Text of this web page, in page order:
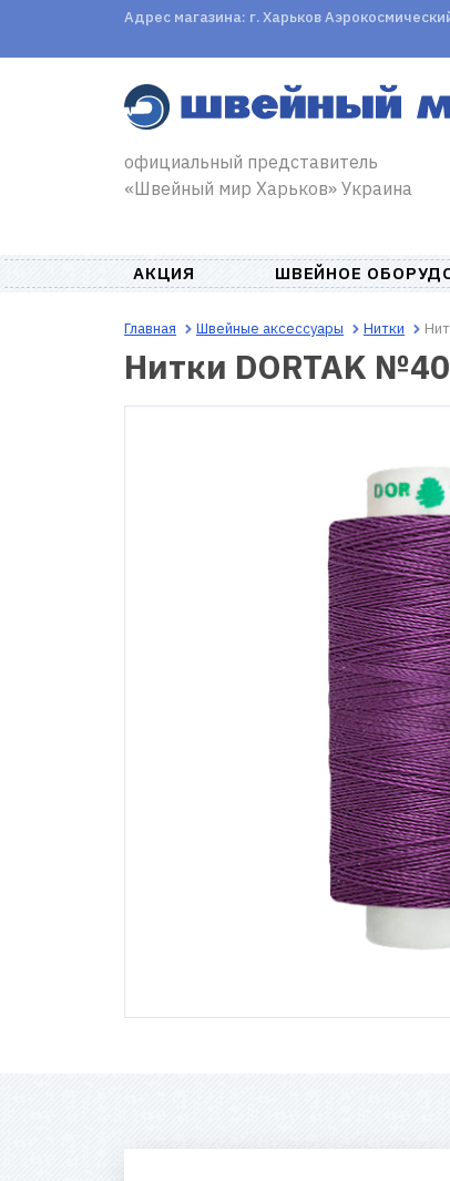
Адрес магазина: г. Харьков
официальный представитель
«Швейный мир Харьков» Украина
АКЦИЯ ШВЕЙНОЕ
Главная Швейные аксессуары Нитки
Нитки DORTAK